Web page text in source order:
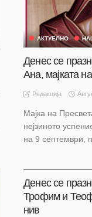
АКТУЕЛНО
Денес се
Ана, мајката
Редакција
Мајка на
нејзиното
на 9 септември,
Денес се
Трофим и
нив